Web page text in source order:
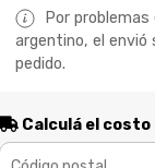
Por
argentino, el envió
pedido.
Calculá el costo